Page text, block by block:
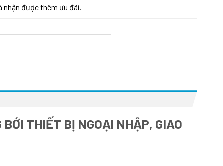
được thêm ưu đãi.
THIẾT BỊ NGOẠI NHẬP, GIAO